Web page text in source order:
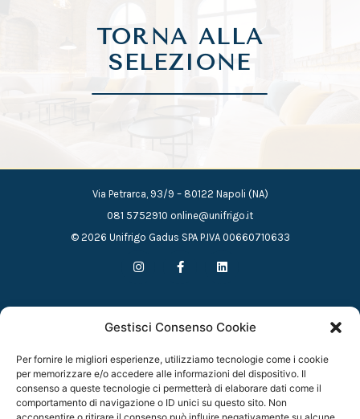
Gestisci Consenso Cookie
Per fornire le migliori esperienze, utilizziamo tecnologie come i cookie
per memorizzare e/o accedere alle informazioni del dispositivo. Il
consenso a queste tecnologie ci permetterà di elaborare dati come il
comportamento di navigazione o ID unici su questo sito. Non
TORNA ALLA
SELEZIONE
Via Petrarca, 93/9 – 80122 Napoli (NA)
081 5752910 online@unifrigo.it
© 2026 Unifrigo Gadus SPA P.IVA 00660710633
n
a
r
a
b
o
-
f
i
e
i
Contatti
Vai all’Area Riservata
I punti vendita